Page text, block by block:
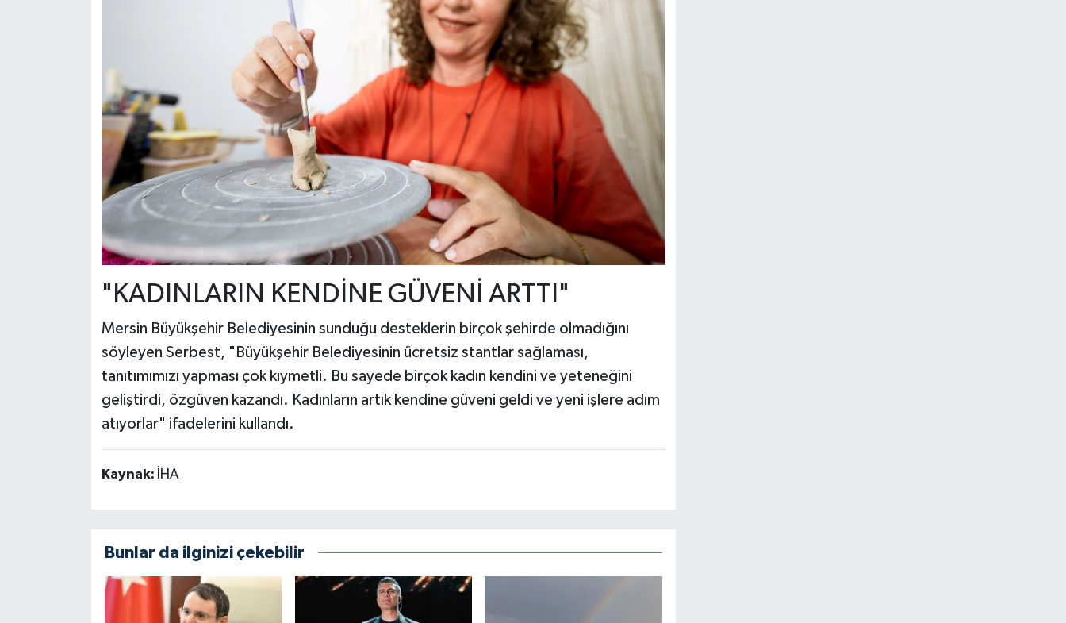
"KADINLARIN KENDİNE GÜVENİ ARTTI"
Mersin Büyükşehir Belediyesinin sunduğu desteklerin birçok şehirde olmadığını
söyleyen Serbest, "Büyükşehir Belediyesinin ücretsiz stantlar sağlaması,
tanıtımımızı yapması çok kıymetli. Bu sayede birçok kadın kendini ve yeteneğini
geliştirdi, özgüven kazandı. Kadınların artık kendine güveni geldi ve yeni işlere adım
atıyorlar" ifadelerini kullandı.
Kaynak: İHA
Bunlar da ilginizi çekebilir